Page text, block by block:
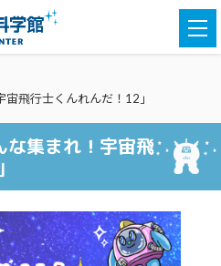
飛行士くんれんだ！12」
な集まれ！宇宙飛